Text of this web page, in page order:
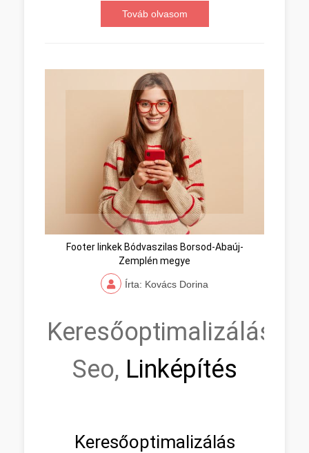
Továb olvasom
Footer linkek Bódvaszilas Borsod-Abaúj-
Zemplén megye
Írta: Kovács Dorina
Keresőoptimalizálás,
Seo, Linképítés
Keresőoptimalizálás